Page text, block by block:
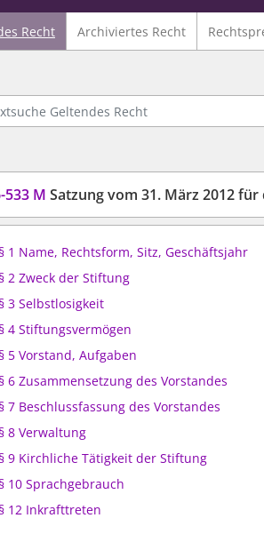
Recht Archiviertes Recht
Geltendes Recht
533 M Satzung vom 31. März 2012 für die „Stiftung
1 Name, Rechtsform, Sitz, Geschäftsjahr
2 Zweck der Stiftung
3 Selbstlosigkeit
4 Stiftungsvermögen
5 Vorstand, Aufgaben
6 Zusammensetzung des Vorstandes
7 Beschlussfassung des Vorstandes
8 Verwaltung
9 Kirchliche Tätigkeit der Stiftung
10 Sprachgebrauch
12 Inkrafttreten